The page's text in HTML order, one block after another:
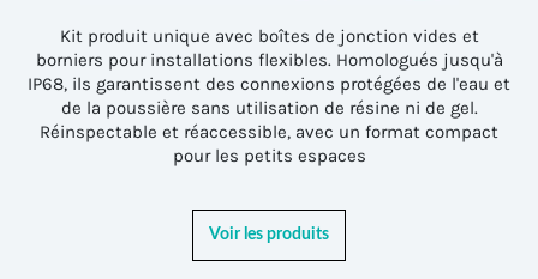
Kit produit unique avec boîtes de jonction vides et
borniers pour installations flexibles. Homologués jusqu'à
IP68, ils garantissent des connexions protégées de l'eau et
de la poussière sans utilisation de résine ni de gel.
Réinspectable et réaccessible, avec un format compact
pour les petits espaces
Voir les produits